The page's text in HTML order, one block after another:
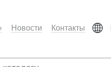
Новости Контакты